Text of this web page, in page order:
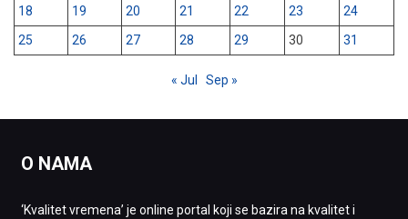
18
19 20 21 22 23
24
25
26 27 28 29 30 31
« Jul Sep »
O NAMA
‘Kvalitet vremena’ je online portal koji se bazira na kvalitet i